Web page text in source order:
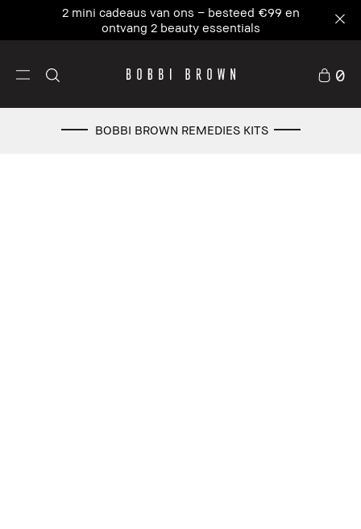
2 mini cadeaus van ons – besteed €99 en
ontvang 2 beauty essentials
0
BOBBI BROWN REMEDIES KITS